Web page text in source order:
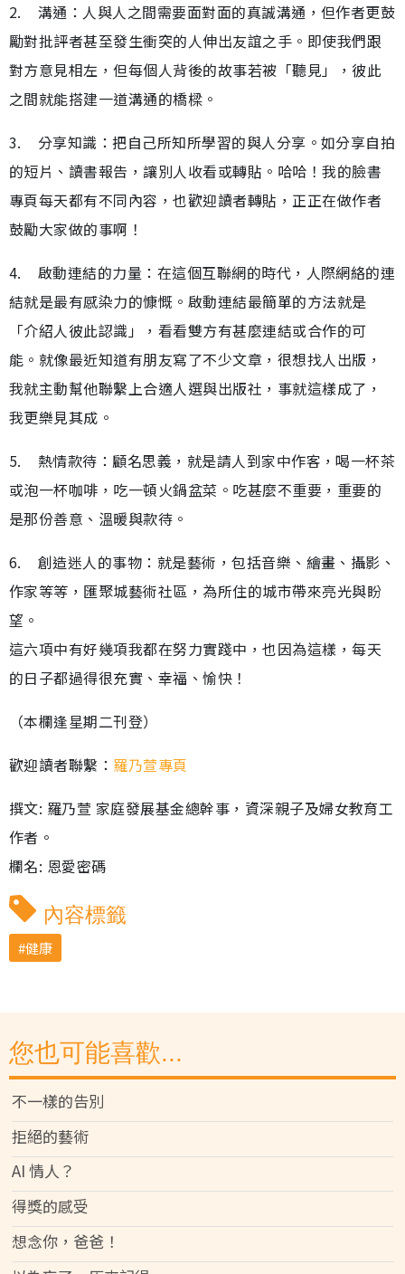
2. 溝通：人與人之間需要面對面的真誠溝通，但作者更鼓
勵對批評者甚至發生衝突的人伸出友誼之手。即使我們跟
對方意見相左，但每個人背後的故事若被「聽見」，彼此
之間就能搭建一道溝通的橋樑。
3. 分享知識：把自己所知所學習的與人分享。如分享自拍
的短片、讀書報告，讓別人收看或轉貼。哈哈！我的臉書
專頁每天都有不同內容，也歡迎讀者轉貼，正正在做作者
鼓勵大家做的事啊！
4. 啟動連結的力量：在這個互聯網的時代，人際網絡的連
結就是最有感染力的慷慨。啟動連結最簡單的方法就是
「介紹人彼此認識」，看看雙方有甚麼連結或合作的可
能。就像最近知道有朋友寫了不少文章，很想找人出版，
我就主動幫他聯繫上合適人選與出版社，事就這樣成了，
我更樂見其成。
5. 熱情款待：顧名思義，就是請人到家中作客，喝一杯茶
或泡一杯咖啡，吃一頓火鍋盆菜。吃甚麼不重要，重要的
是那份善意、溫暖與款待。
6. 創造迷人的事物：就是藝術，包括音樂、繪畫、攝影、
作家等等，匯聚城藝術社區，為所住的城市帶來亮光與盼
望。
這六項中有好幾項我都在努力實踐中，也因為這樣，每天
的日子都過得很充實、幸福、愉快！
（本欄逢星期二刊登）
歡迎讀者聯繫： 羅乃萱專頁
撰文: 羅乃萱 家庭發展基金總幹事，資深親子及婦女教育工
作者。
欄名: 恩愛密碼
內容標籤
健康
您也可能喜歡...
不一樣的告別
拒絕的藝術
AI 情人？
得獎的感受
想念你，爸爸！